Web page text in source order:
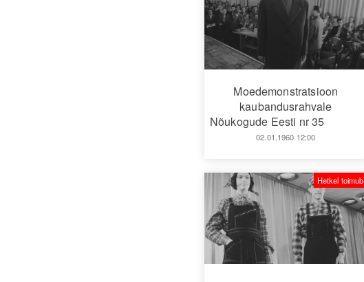
Moedemonstratsioon
kaubandusrahvale
Nõukogude Eesti nr 35
02.01.1960 12:00
Hetkel toimub